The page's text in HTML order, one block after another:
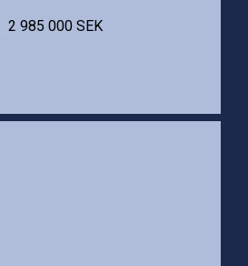
2 985 000 SEK